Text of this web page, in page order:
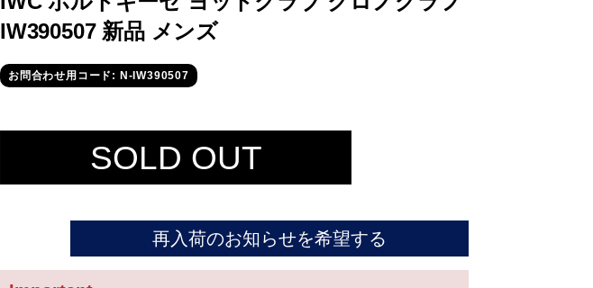
IW390507 新品 メンズ
お問合わせ用コード: N-IW390507
SOLD OUT
再入荷のお知らせを希望する